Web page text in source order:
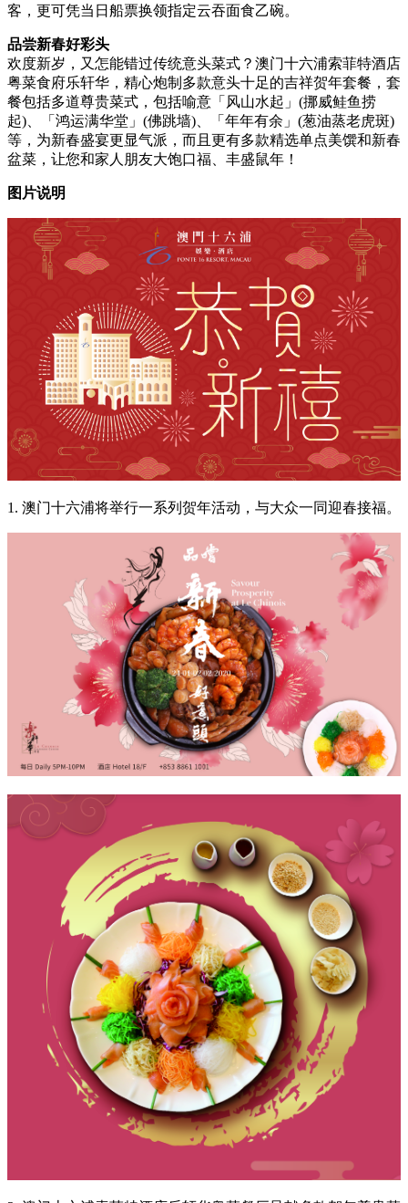
客，更可凭当日船票换领指定云吞面食乙碗。
品尝新春好彩头
欢度新岁，又怎能错过传统意头菜式？澳门十六浦索菲特酒店
粤菜食府乐轩华，精心炮制多款意头十足的吉祥贺年套餐，套
餐包括多道尊贵菜式，包括喻意「风山水起」(挪威鲑鱼捞
起)、「鸿运满华堂」(佛跳墙)、「年年有余」(葱油蒸老虎斑)
等，为新春盛宴更显气派，而且更有多款精选单点美馔和新春
盆菜，让您和家人朋友大饱口福、丰盛鼠年！
图片说明
1. 澳门十六浦将举行一系列贺年活动，与大众一同迎春接福。